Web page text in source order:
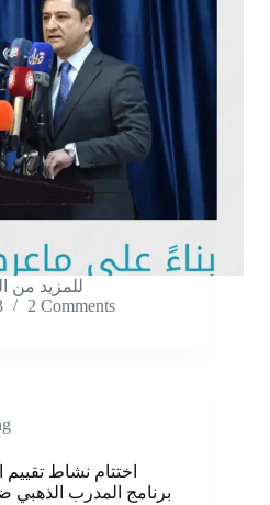
للمزيد من
2 Comments
اختتام نشاط
برنامج المدرب